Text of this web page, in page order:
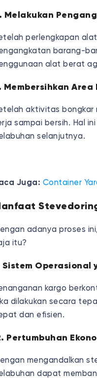
Melakukan
perlengkapan
barang-
alat berat
Membersihkan Area
aktivitas bongkar
sampai bersih. Hal
selanjutnya.
Juga: Container
adanya proses
itu?
Sistem Operasional
kargo
dilakukan secara
dan efisien.
Pertumbuhan
mengandalkan
dapat